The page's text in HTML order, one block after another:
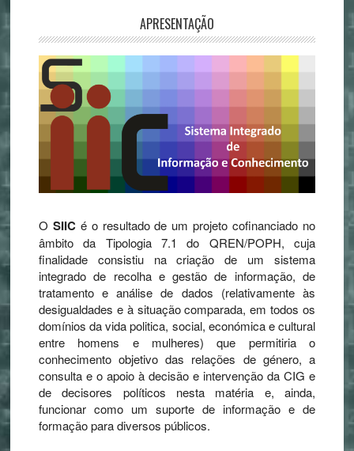
APRESENTAÇÃO
O SIICé o resultado de um projeto cofinanciado no
âmbito da Tipologia 7.1 do QREN/POPH, cuja
finalidade consistiu na criação de um sistema
integrado de recolha e gestão de informação, de
tratamento e análise de dados (relativamente às
desigualdades e à situação comparada, em todos os
domínios da vida politica, social, económica e cultural
entre homens e mulheres) que permitiria o
conhecimento objetivo das relações de género, a
consulta e o apoio à decisão e intervenção da CIG e
de decisores políticos nesta matéria e, ainda,
funcionar como um suporte de informação e de
formação para diversos públicos.